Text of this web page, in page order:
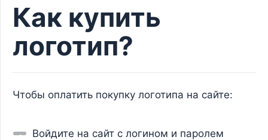
Как купить
логотип?
Чтобы оплатить покупку логотипа на сайте:
Войдите на сайт с логином и паролем